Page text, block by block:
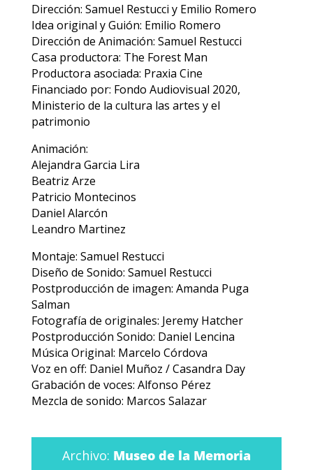
Dirección: Samuel Restucci y Emilio Romero
Idea original y Guión: Emilio Romero
Dirección de Animación: Samuel Restucci
Casa productora: The Forest Man
Productora asociada: Praxia Cine
Financiado por: Fondo Audiovisual 2020,
Ministerio de la cultura las artes y el
patrimonio
Animación:
Alejandra Garcia Lira
Beatriz Arze
Patricio Montecinos
Daniel Alarcón
Leandro Martinez
Montaje: Samuel Restucci
Diseño de Sonido: Samuel Restucci
Postproducción de imagen: Amanda Puga
Salman
Fotografía de originales: Jeremy Hatcher
Postproducción Sonido: Daniel Lencina
Música Original: Marcelo Córdova
Voz en off: Daniel Muñoz / Casandra Day
Grabación de voces: Alfonso Pérez
Mezcla de sonido: Marcos Salazar
Archivo: Museo de la Memoria